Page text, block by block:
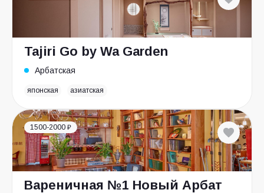
Tajiri Go by Wa Garden
Арбатская
японская азиатская
1500-2000 ₽
Вареничная №1 Новый Арбат